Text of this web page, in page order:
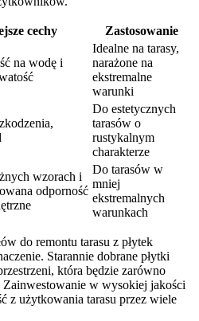
cechy Zastosowanie
na wodę i
Idealne na tarasy,
narażone na
ekstremalne
warunki
Do estetycznych
tarasów o
rustykalnym
charakterze
wzorach i
odporność
Do tarasów w
mniej
ekstremalnych
warunkach
do remontu tarasu z płytek
Starannie dobrane płytki
która będzie zarówno
w wysokiej jakości
z użytkowania tarasu przez wiele